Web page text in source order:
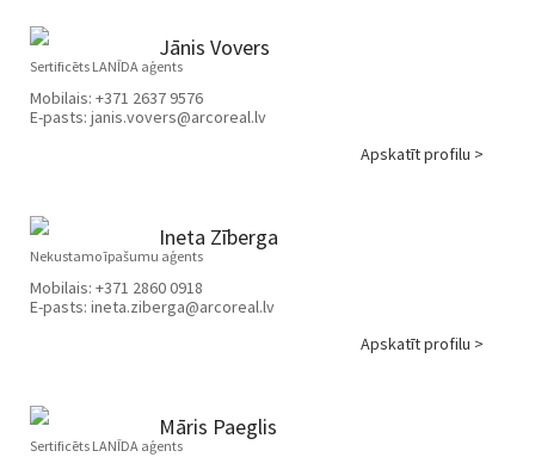
Jānis Vovers
Sertificēts LANĪDA aģents
Mobilais: +371 2637 9576
E-pasts: janis.vovers@arcoreal.lv
Apskatīt profilu >
Ineta Zīberga
Nekustamo īpašumu aģents
Mobilais: +371 2860 0918
E-pasts: ineta.ziberga@arcoreal.lv
Apskatīt profilu >
Māris Paeglis
Sertificēts LANĪDA aģents